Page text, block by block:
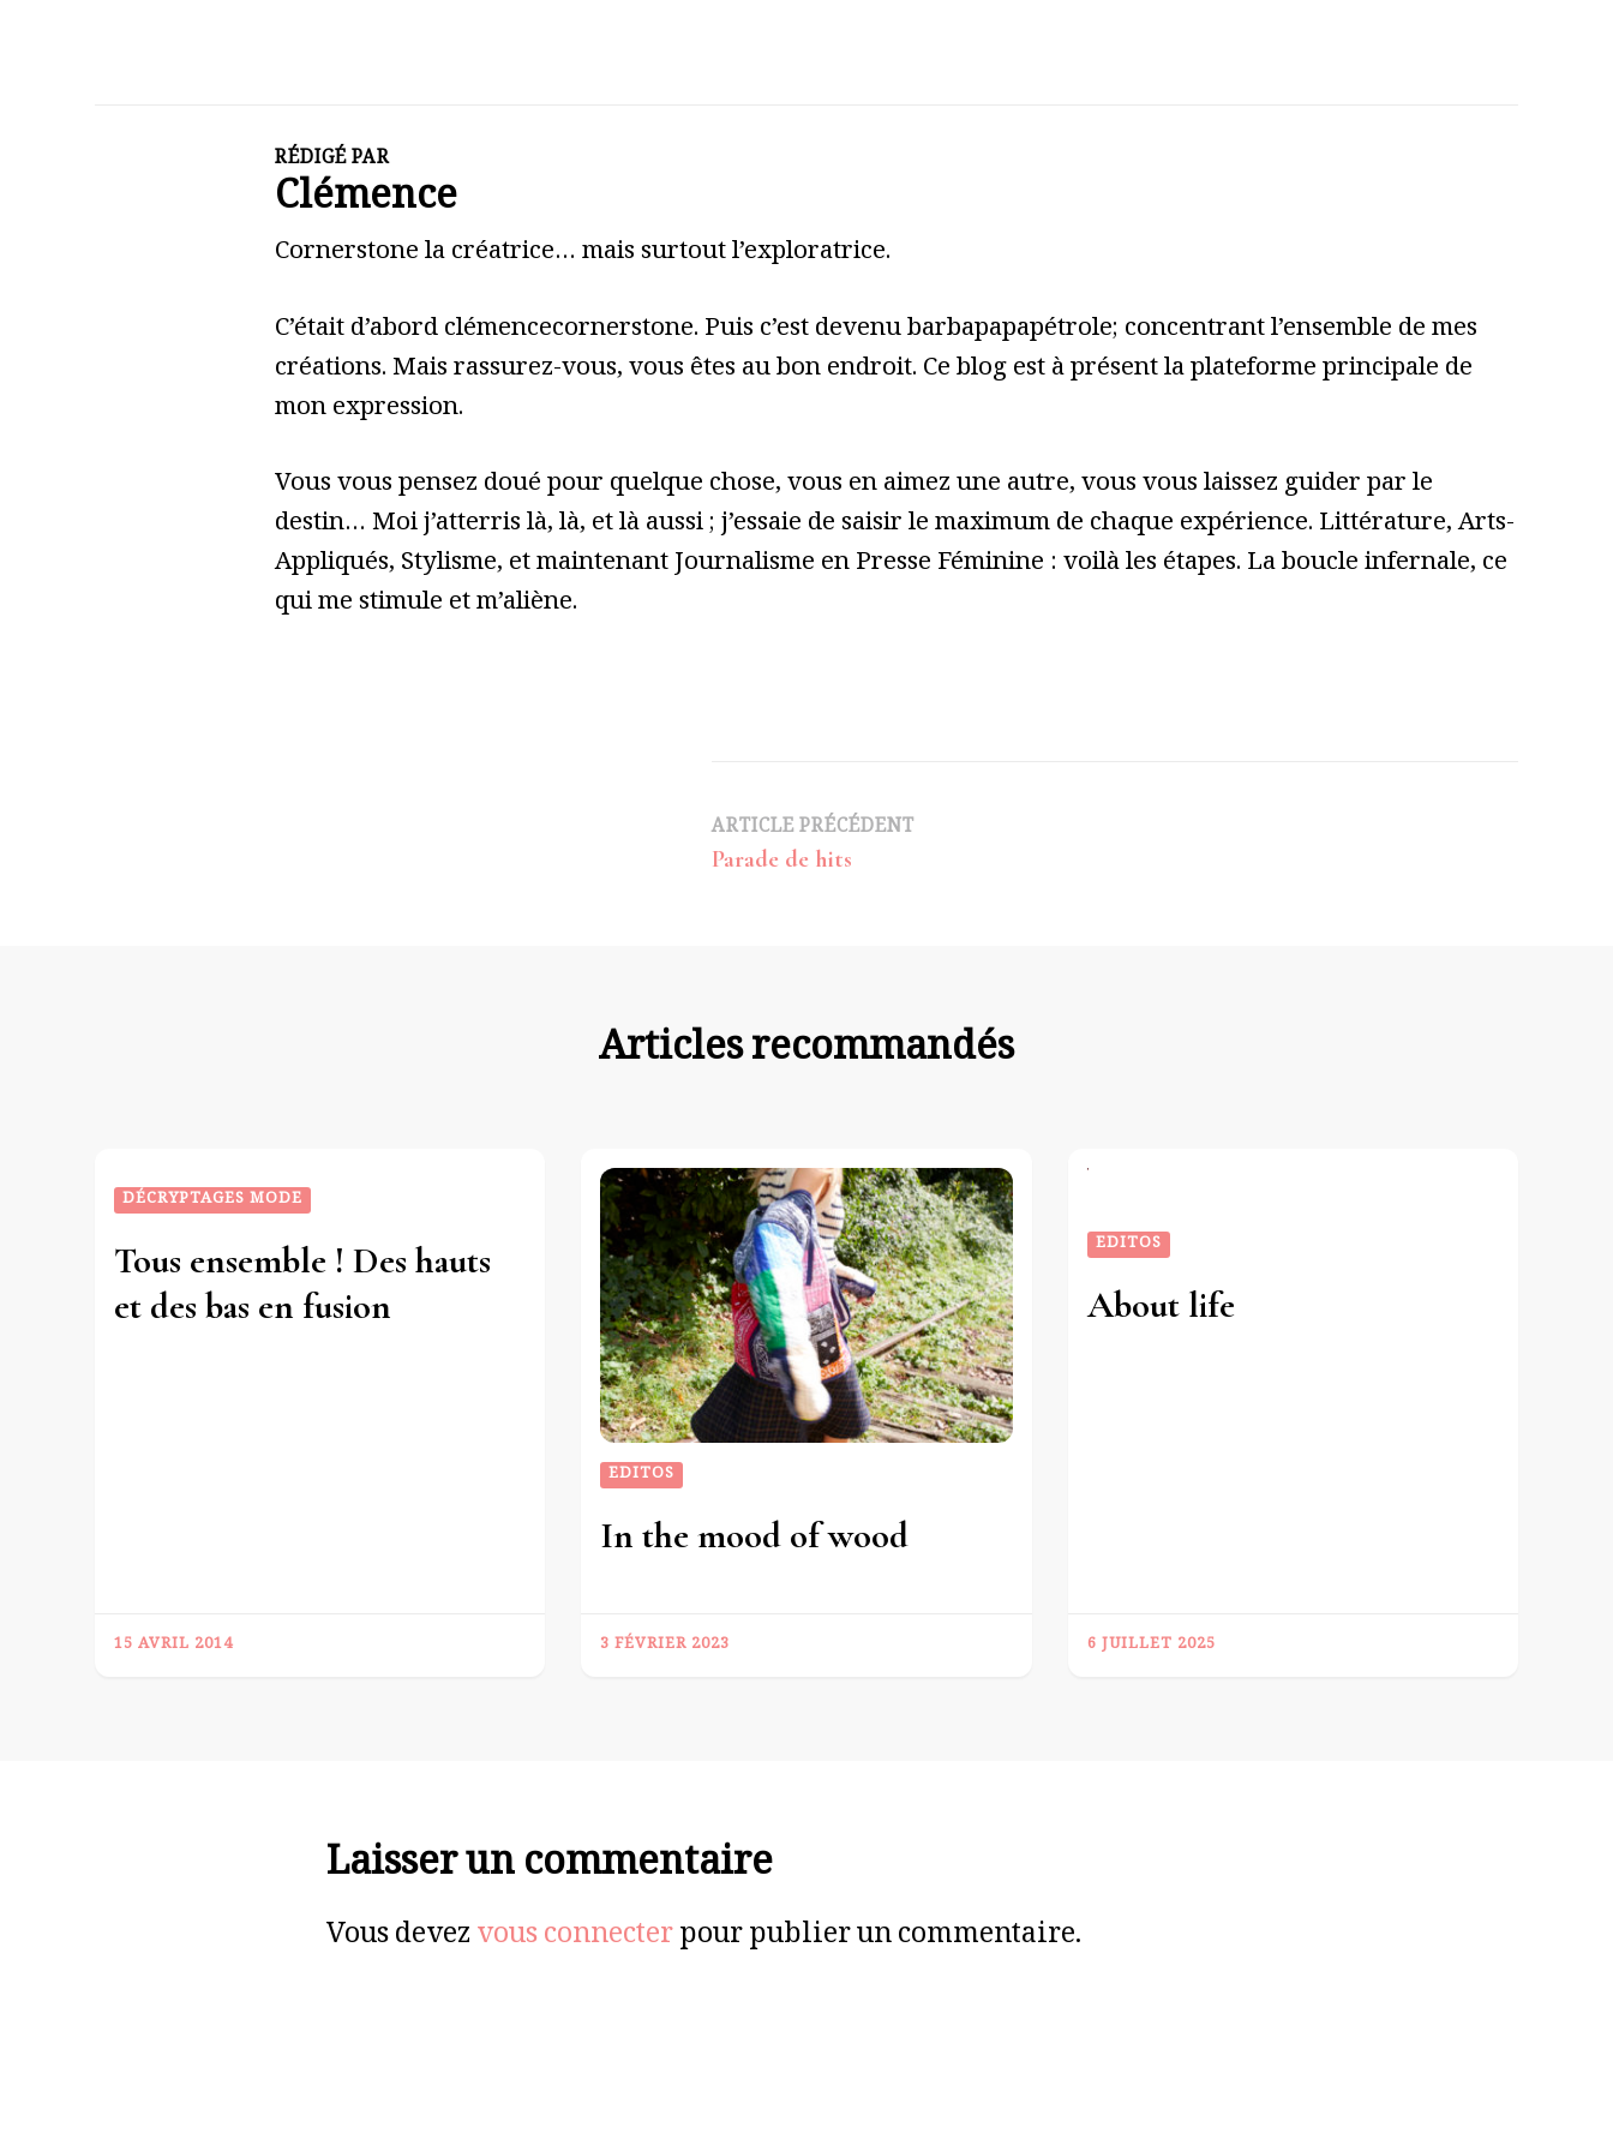
RÉDIGÉ PAR
Clémence
Cornerstone la créatrice… mais surtout l’exploratrice.
C’était d’abord clémencecornerstone. Puis c’est devenu barbapapapétrole; concentrant l’ensemble de mes
créations. Mais rassurez-vous, vous êtes au bon endroit. Ce blog est à présent la plateforme principale de
mon expression.
Vous vous pensez doué pour quelque chose, vous en aimez une autre, vous vous laissez guider par le
destin… Moi j’atterris là, là, et là aussi ; j’essaie de saisir le maximum de chaque expérience. Littérature, Arts-
Appliqués, Stylisme, et maintenant Journalisme en Presse Féminine : voilà les étapes. La boucle infernale, ce
qui me stimule et m’aliène.
Navigation
d’article
ARTICLE PRÉCÉDENT
Parade de hits
Articles recommandés
DÉCRYPTAGES MODE
Tous ensemble ! Des hauts
et des bas en fusion
15 AVRIL 2014
EDITOS
In the mood of wood
3 FÉVRIER 2023
EDITOS
About life
6 JUILLET 2025
Laisser un commentaire
Vous devezvous connecterpour publier un commentaire.